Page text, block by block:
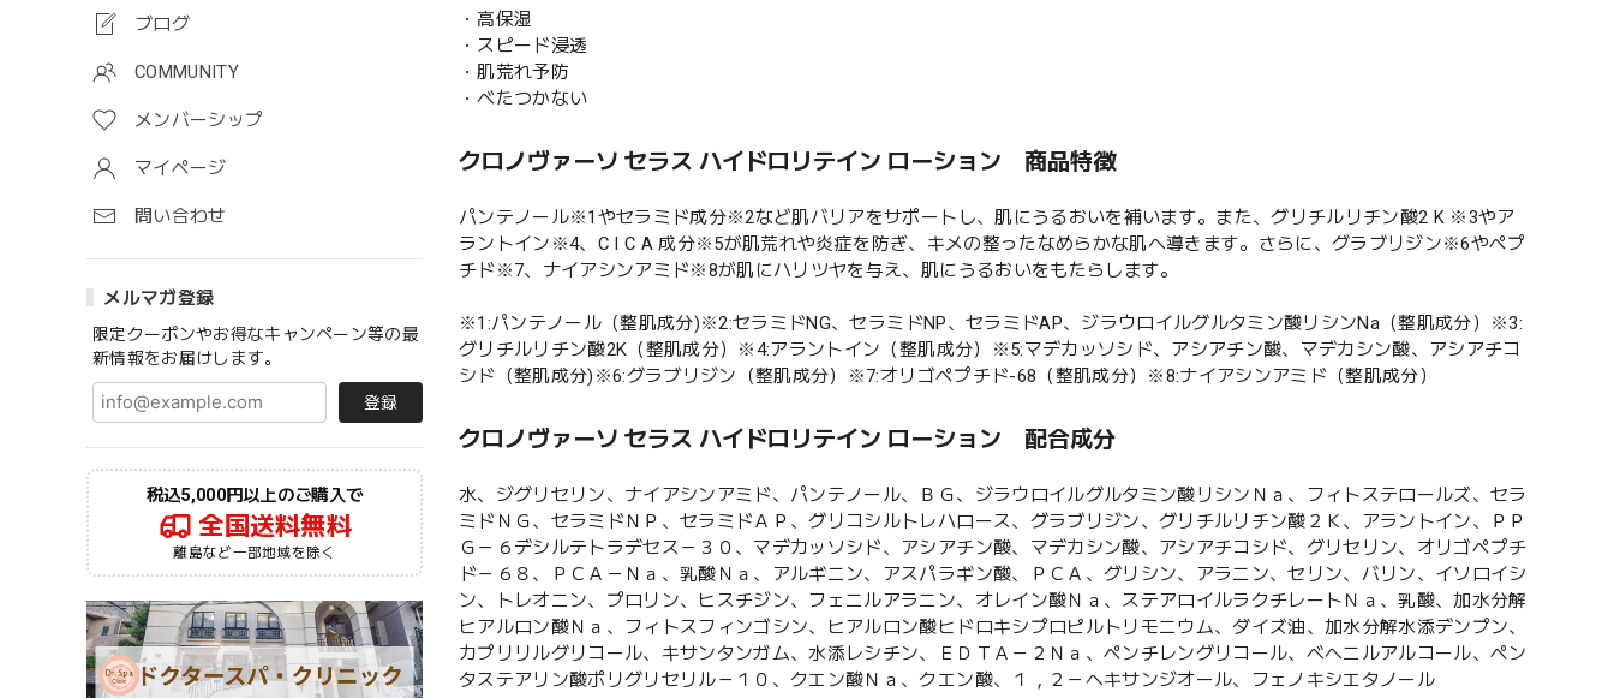
ブログ
COMMUNITY
メンバーシップ
マイページ
問い合わせ
メルマガ登録
限定クーポンやお得なキャンペーン等の最
新情報をお届けします。
登録
税込5,000円以上のご購入で
全国送料無料
離島など一部地域を除く
・高保湿
・スピード浸透
・肌荒れ予防
・べたつかない
クロノヴァーソ セラス ハイドロリテイン ローション 商品特徴
パンテノール※1やセラミド成分※2など肌バリアをサポートし、肌にうるおいを補います。また、グリチルリチン酸2 K ※3やア
ラントイン※4、C I C A 成分※5が肌荒れや炎症を防ぎ、キメの整ったなめらかな肌へ導きます。さらに、グラブリジン※6やペプ
チド※7、ナイアシンアミド※8が肌にハリツヤを与え、肌にうるおいをもたらします。
※1:パンテノール（整肌成分)※2:セラミドNG、セラミドNP、セラミドAP、ジラウロイルグルタミン酸リシンNa（整肌成分）※3:
グリチルリチン酸2K（整肌成分）※4:アラントイン（整肌成分）※5:マデカッソシド、アシアチン酸、マデカシン酸、アシアチコ
シド（整肌成分)※6:グラブリジン（整肌成分）※7:オリゴペプチド-68（整肌成分）※8:ナイアシンアミド（整肌成分）
クロノヴァーソ セラス ハイドロリテイン ローション 配合成分
水、ジグリセリン、ナイアシンアミド、パンテノール、ＢＧ、ジラウロイルグルタミン酸リシンＮａ、フィトステロールズ、セラ
ミドＮＧ、セラミドＮＰ、セラミドＡＰ、グリコシルトレハロース、グラブリジン、グリチルリチン酸２Ｋ、アラントイン、ＰＰ
Ｇ－６デシルテトラデセス－３０、マデカッソシド、アシアチン酸、マデカシン酸、アシアチコシド、グリセリン、オリゴペプチ
ド－６８、ＰＣＡ－Ｎａ、乳酸Ｎａ、アルギニン、アスパラギン酸、ＰＣＡ、グリシン、アラニン、セリン、バリン、イソロイシ
ン、トレオニン、プロリン、ヒスチジン、フェニルアラニン、オレイン酸Ｎａ、ステアロイルラクチレートＮａ、乳酸、加水分解
ヒアルロン酸Ｎａ、フィトスフィンゴシン、ヒアルロン酸ヒドロキシプロピルトリモニウム、ダイズ油、加水分解水添デンプン、
カプリリルグリコール、キサンタンガム、水添レシチン、ＥＤＴＡ－２Ｎａ、ペンチレングリコール、ベヘニルアルコール、ペン
タステアリン酸ポリグリセリル－１０、クエン酸Ｎａ、クエン酸、１，２－ヘキサンジオール、フェノキシエタノール